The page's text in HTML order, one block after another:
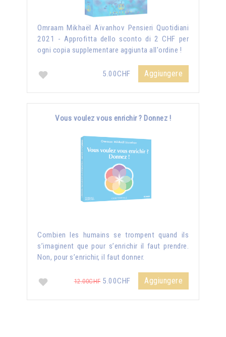
Omraam Mikhaël Aïvanhov Pensieri Quotidiani
2021 - Approfitta dello sconto di 2 CHF per
ogni copia supplementare aggiunta all'ordine !
5.00CHF Aggiungere
Vous voulez vous enrichir ? Donnez !
Combien les humains se trompent quand ils
s’imaginent que pour s’enrichir il faut prendre.
Non, pour s’enrichir, il faut donner.
12.00CHF5.00CHF Aggiungere